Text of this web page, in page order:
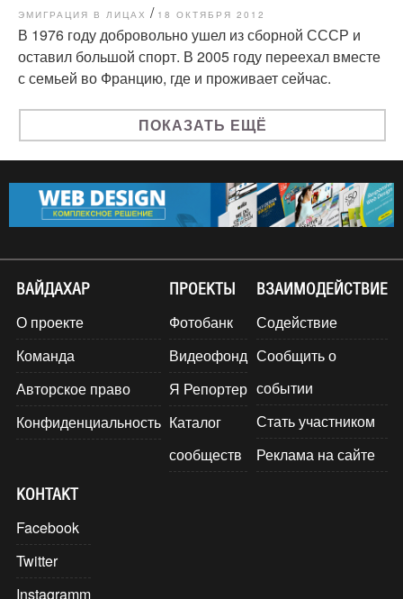
ЭМИГРАЦИЯ В ЛИЦАХ / 18 ОКТЯБРЯ 2012
В 1976 году добровольно ушел из сборной СССР и
оставил большой спорт. В 2005 году переехал вместе
с семьей во Францию, где и проживает сейчас.
ПОКАЗАТЬ ЕЩЁ
ВАЙДАХАР
О проекте
Команда
Авторское право
Конфиденциальность
ПРОЕКТЫ
Фотобанк
Видеофонд
Я Репортер
Каталог
сообществ
ВЗАИМОДЕЙСТВИЕ
Содействие
Сообщить о
событии
Стать участником
Реклама на сайте
КОНТАКТ
Facebook
Twitter
Instagramm